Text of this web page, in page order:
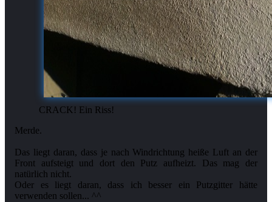
CRACK! Ein Riss!
Merde.
Das liegt daran, dass je nach Windrichtung heiße Luft an der
Front aufsteigt und dort den Putz aufheizt. Das mag der
natürlich nicht.
Oder es liegt daran, dass ich besser ein Putzgitter hätte
verwenden sollen... ^^